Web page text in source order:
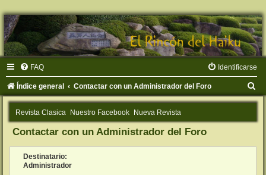
FAQ Identificarse
Índice general Contactar con un Administrador del Foro
u
Revista Clasica Nuestro Facebook Nueva Revista
Contactar con un Administrador del Foro
Destinatario:
Administrador